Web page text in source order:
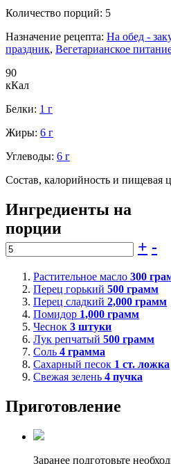
Количество порций: 5
Назначение рецепта: На обед -
праздник, Вегетарианское
90
кКал
Белки: 1 г
Жиры: 6 г
Углеводы: 6 г
Состав, калорийность и пищевая
Ингредиенты на
порции
+ -
Растительное масло 300
Перец горький 500 грамм
Перец сладкий 2,000 грамм
Помидор 1,000 грамм
Чеснок 3 штуки
Лук репчатый 500 грамм
Соль 4 грамма
Сахарный песок 1 ст. ложка
Свежая зелень 4 пучка
Приготовление
Заранее подготовьте